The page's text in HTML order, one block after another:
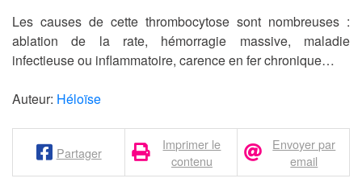
Les causes de cette thrombocytose sont nombreuses :
ablation de la rate, hémorragie massive, maladie
infectieuse ou inflammatoire, carence en fer chronique…
Auteur: Héloïse
Partager
Imprimer le
contenu
Envoyer par
email